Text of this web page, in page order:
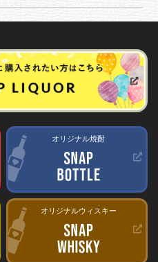
オリジナル焼酎
オリジナルウィスキー